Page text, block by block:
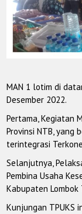
MAN 1 lotim di
Desember 2022.
Pertama, Kegiatan
Provinsi NTB, yang
terintegrasi
Selanjutnya,
Pembina Usaha
Kabupaten Lombok
Kunjungan TPUKS